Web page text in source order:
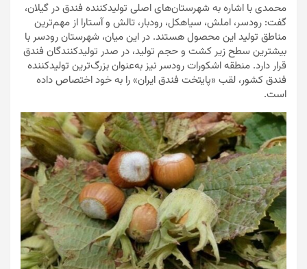
محمدی با اشاره به شهرستان‌های اصلی تولیدکننده فندق در گیلان،
گفت: رودسر، املش، سیاهکل، رودبار، تالش و آستارا از مهم‌ترین
مناطق تولید این محصول هستند. در این میان، شهرستان رودسر با
بیشترین سطح زیر کشت و حجم تولید، در صدر تولیدکنندگان فندق
قرار دارد. منطقه اشکورات رودسر نیز به‌عنوان بزرگ‌ترین تولیدکننده
فندق کشور، لقب «پایتخت فندق ایران» را به خود اختصاص داده
است.